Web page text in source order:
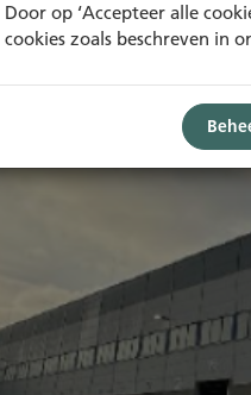
Door op ‘Accepteer alle
cookies zoals beschreven in